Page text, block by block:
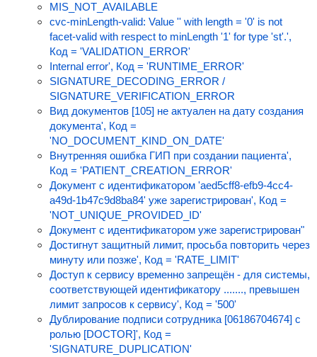
MIS_NOT_AVAILABLE
cvc-minLength-valid: Value '' with length = '0' is not
facet-valid with respect to minLength '1' for type 'st'.',
Код = 'VALIDATION_ERROR'
Internal error', Код = 'RUNTIME_ERROR'
SIGNATURE_DECODING_ERROR /
SIGNATURE_VERIFICATION_ERROR
Вид документов [105] не актуален на дату создания
документа', Код =
'NO_DOCUMENT_KIND_ON_DATE'
Внутренняя ошибка ГИП при создании пациента',
Код = 'PATIENT_CREATION_ERROR'
Документ с идентификатором 'aed5cff8-efb9-4cc4-
a49d-1b47c9d8ba84' уже зарегистрирован', Код =
'NOT_UNIQUE_PROVIDED_ID'
Документ с идентификатором уже зарегистрирован"
Достигнут защитный лимит, просьба повторить через
минуту или позже', Код = 'RATE_LIMIT'
Доступ к сервису временно запрещён - для системы,
соответствующей идентификатору ......., превышен
лимит запросов к сервису', Код = '500'
Дублирование подписи сотрудника [06186704674] с
ролью [DOCTOR]', Код =
'SIGNATURE_DUPLICATION'